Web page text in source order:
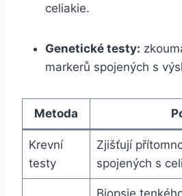
celiakie.
Genetické testy:
markerů spojených s
Metoda
Krevní
testy
Zjišťují
spojených s
Biopsie